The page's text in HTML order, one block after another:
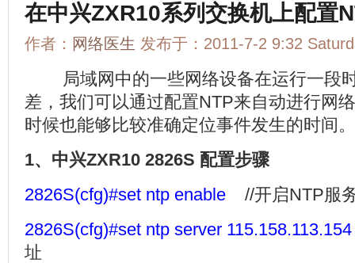
在中兴ZXR10系列交换机上配置
作者： 网络医生 发布于：2011-7-2 9:32
局域网中的一些网络设备在运行一段
差，我们可以通过配置NTP来自动进行网
时候也能够比较准确定位事件发生的时间。
1、中兴ZXR10 2826S 配置步骤
2826S(cfg)#set ntp enable //开启NTP服
2826S(cfg)#set ntp server
址